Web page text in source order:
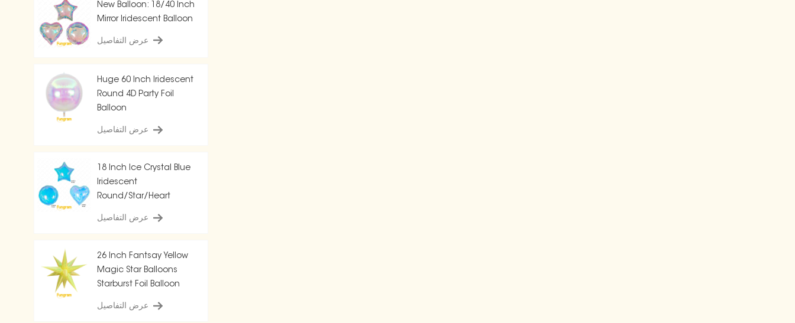
New Balloon: 18/40 Inch
Mirror Iridescent Balloon
عرض التفاصيل
Huge 60 Inch Iridescent
Round 4D Party Foil
Balloon
عرض التفاصيل
18 Inch Ice Crystal Blue
Iridescent
Round/Star/Heart
عرض التفاصيل
26 Inch Fantsay Yellow
Magic Star Balloons
Starburst Foil Balloon
عرض التفاصيل